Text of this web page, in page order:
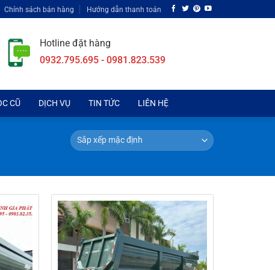
Chính sách bán hàng Hướng dẫn thanh toán
Hotline đặt hàng
0932.795.695 - 0981.823.539
CŨ DỊCH VỤ TIN TỨC LIÊN HỆ